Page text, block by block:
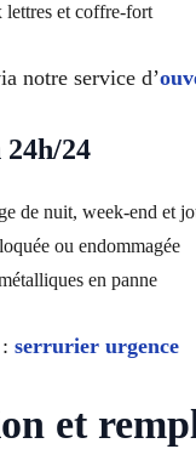
lettres et coffre-fort
notre service d’
24
de nuit, week-end et
ou endommagée
en panne
serrurier urgence
et